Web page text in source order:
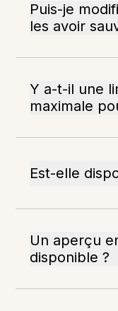
Puis-je
les avoir
Y a-t-il une
maximale
Est-elle
Un aperçu
disponible ?